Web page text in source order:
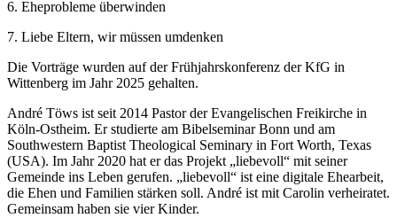
6. Eheprobleme überwinden
7. Liebe Eltern, wir müssen umdenken
Die Vorträge wurden auf der Frühjahrskonferenz der KfG in
Wittenberg im Jahr 2025 gehalten.
André Töws ist seit 2014 Pastor der Evangelischen Freikirche in
Köln-Ostheim. Er studierte am Bibelseminar Bonn und am
Southwestern Baptist Theological Seminary in Fort Worth, Texas
(USA). Im Jahr 2020 hat er das Projekt „liebevoll“ mit seiner
Gemeinde ins Leben gerufen. „liebevoll“ ist eine digitale Ehearbeit,
die Ehen und Familien stärken soll. André ist mit Carolin verheiratet.
Gemeinsam haben sie vier Kinder.